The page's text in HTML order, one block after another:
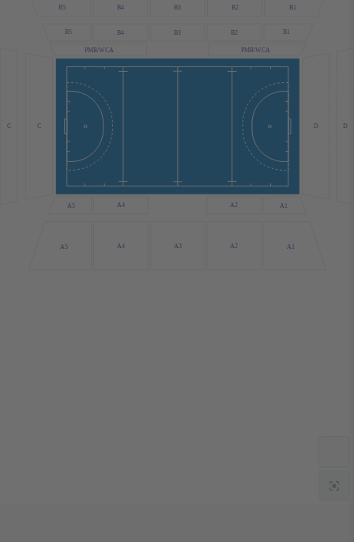
D
A1
A2
A3
A4
A5
C
B5 B4 B3 B2 B1
A2 A1
D
B1
B2
B3
B4
B5
C
A5 A4
PMR/WCA
PMR/WCA